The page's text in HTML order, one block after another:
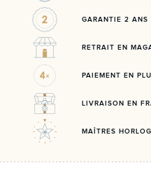
GARANTIE 2 ANS
RETRAIT EN
PAIEMENT EN
LIVRAISON EN
MAÎTRES